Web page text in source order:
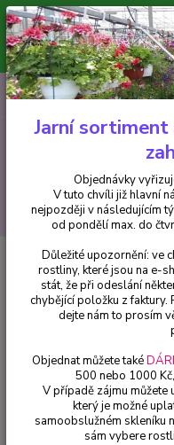
Minimální hodnota
V tuto chvíli již hlavní nápor
nejpozději v následujícím
vyřizujeme
+420 602 223 614
Africké kopřivy, Coleusy
154 Q
Africká
Sangria - 154
Jarní sortiment
Objednávky
V tuto chvíli již hlavní
nejpozději v následujícím
od pondělí max. do
Důležité upozornění: ve
rostliny, které jsou na e-
stát, že při odeslání
chybějící položku z
dejte nám to prosím
Objednat můžete také
500 nebo 1000
V případě zájmu
který je možné
samoobslužném skleníku
sám vybere